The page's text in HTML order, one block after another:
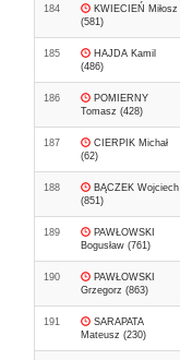
184
KWIECIEŃ Miłosz
(581)
185
HAJDA Kamil
(486)
186
POMIERNY
Tomasz (428)
187
CIERPIK Michał
(62)
188
BĄCZEK Wojciech
(851)
189
PAWŁOWSKI
Bogusław (761)
190
PAWŁOWSKI
Grzegorz (863)
191
SARAPATA
Mateusz (230)